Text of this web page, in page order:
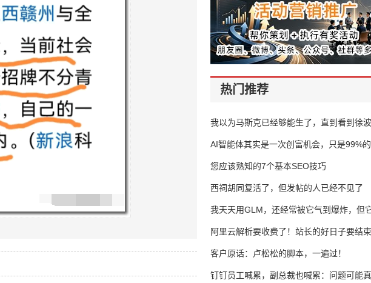
热门推荐
我以为马斯克已经够能生了，直到看到
AI智能体其实是一次创富机会，只是99%
错过了
您应该熟知的7个基本SEO技巧
西祠胡同复活了，但发帖的人已经不见了
我天天用GLM，还经常被它气到爆炸，但
16万亿
阿里云解析要收费了！站长的好日子要结
客户原话：卢松松的脚本，一遍过！
钉钉员工喊累，副总裁也喊累：问题可能